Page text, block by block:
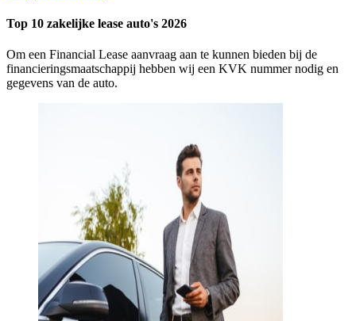
Top 10 zakelijke lease auto's 2026
Om een Financial Lease aanvraag aan te kunnen bieden bij de
financieringsmaatschappij hebben wij een KVK nummer nodig en
gegevens van de auto.